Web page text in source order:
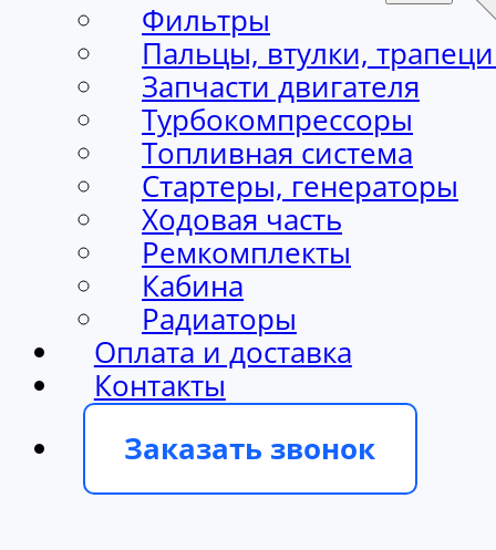
Фильтры
Пальцы, втулки,
Запчасти двигателя
Турбокомпрессоры
Топливная система
Стартеры, генераторы
Ходовая часть
Ремкомплекты
Кабина
Радиаторы
Оплата и доставка
Контакты
Заказать звонок